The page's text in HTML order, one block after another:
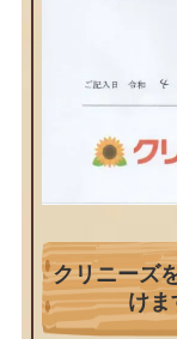
クリニーズ
けま